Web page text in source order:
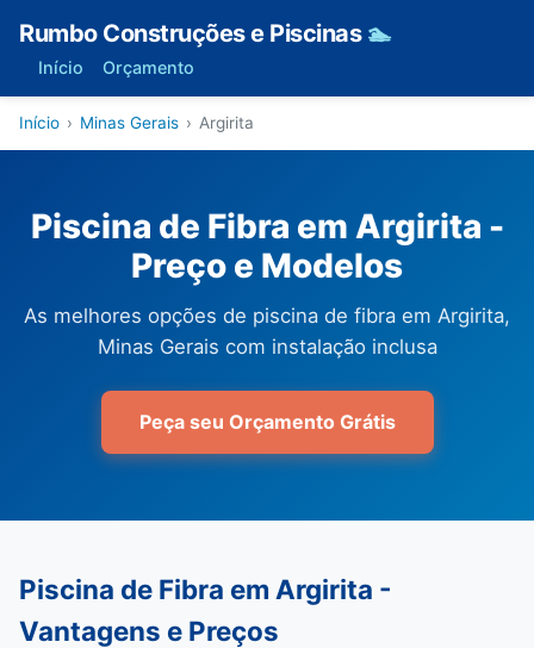
Rumbo Construções e Piscinas 🏊
Início Orçamento
Início › Minas Gerais › Argirita
Piscina de Fibra em Argirita -
Preço e Modelos
As melhores opções de piscina de fibra em Argirita,
Minas Gerais com instalação inclusa
Peça seu Orçamento Grátis
Piscina de Fibra em Argirita -
Vantagens e Preços